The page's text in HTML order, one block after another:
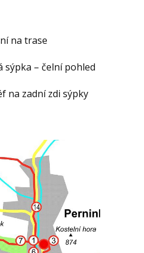
na trase
sýpka – čelní pohled
na zadní zdi sýpky